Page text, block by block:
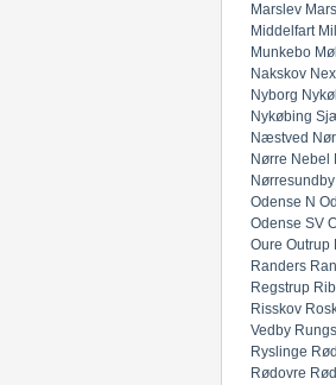
Marslev
Middelfart
Munkebo
Nakskov
Nyborg
Nykøbing
Næstved
Nørre Nebel
Nørresundby
Odense N
Odense SV
Oure Outrup
Randers
Regstrup
Risskov
Vedby
Ryslinge
Rødovre